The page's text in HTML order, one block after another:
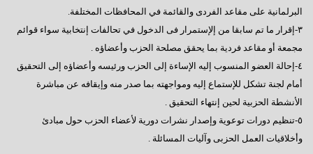
البرلمانية على مقاعد الفردى والقائمة في المحافظات المختلفة.
٣-إقرار ما تم سابقا من إلإستمرار فى الدخول في تحالفات إنتخابية سواء قوائم
مجمعة أو مقاعد فردية بما يحقق مصلحة الحزب وأعضاؤه .
٤-إحالة العضو المنسوب إليه الإساءة إلى الحزب ورئيسه وأعضاؤه إلى التحقيق
أمام لجنة تشكل للإستماع إليه ومواجهته بما صدر منه وإيقافه عن مباشرة
الأنشطة الحزبية لحين إنتهاء التحقيق .
٥-تنظيم دورات توعوية وإصدار نشرات دورية لأعضاء الحزب حول مبادئ
وأخلاقيات العمل الحزبى وآليات المسائلة .